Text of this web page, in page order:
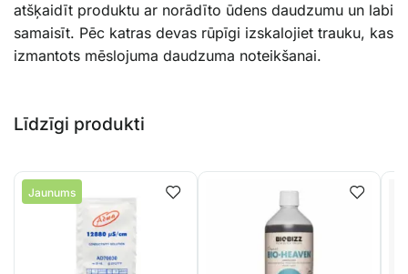
atšķaidīt produktu ar norādīto ūdens daudzumu un labi
samaisīt. Pēc katras devas rūpīgi izskalojiet trauku, kas
izmantots mēslojuma daudzuma noteikšanai.
Līdzīgi produkti
Jaunums